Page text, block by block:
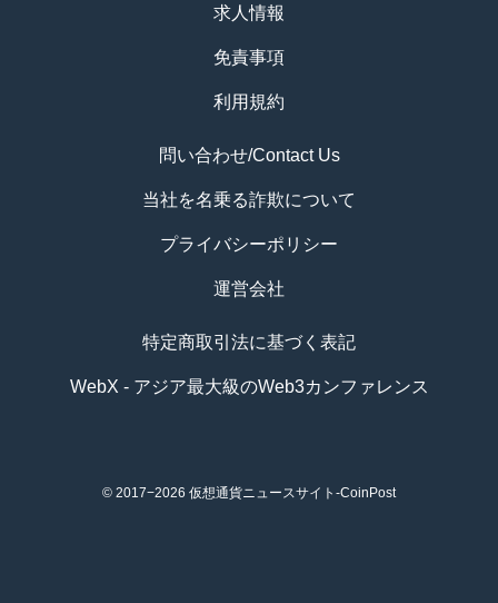
求人情報
免責事項
利用規約
問い合わせ/Contact Us
当社を名乗る詐欺について
プライバシーポリシー
運営会社
特定商取引法に基づく表記
WebX - アジア最大級のWeb3カンファレンス
© 2017−2026 仮想通貨ニュースサイト-CoinPost